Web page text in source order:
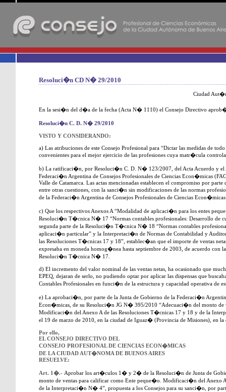
Resoluci�n CD N� 29/2010
Ciudad
En la sesi�n del d�a de la fecha (Acta N� 1110) el Consejo Directivo
Resoluci�n C. D. N� 29/2010
VISTO Y CONSIDERANDO:
a) Las atribuciones de este Consejo Profesional para “Dictar las medidas de
convenientes para el mejor ejercicio de las profesiones cuya matr�cula
b) La ratificaci�n, por Resoluci�n C. D. N� 123/2007, del Acta Acuerdo y el
Federaci�n Argentina de Consejos Profesionales de Ciencias Econ�micas
Valle de Catamarca. Las actas mencionadas establecen el compromiso por
entre otras cuestiones, con la sanci�n sin modificaciones de las normas
de la Federaci�n Argentina de Consejos Profesionales de Ciencias Econ�micas
c) Que los respectivos Anexos A “Modalidad de aplicaci�n para los entes
Resoluci�n T�cnica N� 17 “Normas contables profesionales: Desarrollo de
segunda parte de la Resoluci�n T�cnica N� 18 “Normas contables
aplicaci�n particular” y la Interpretaci�n de Normas de Contabilidad y
las Resoluciones T�cnicas 17 y 18”, establec�an que el importe de ventas
expresaba en moneda homog�nea hasta septiembre de 2003, de acuerdo con
Resoluci�n T�cnica N� 17.
d) El incremento del valor nominal de las ventas netas, ha ocasionado que
EPEQ, dejaran de serlo, no pudiendo optar por aplicar las dispensas que
Contables Profesionales en funci�n de la estructura y capacidad operativa de
e) La aprobaci�n, por parte de la Junta de Gobierno de la Federaci�n
Econ�micas, de su Resoluci�n JG N� 395/2010 “Adecuaci�n del monto de
Modificaci�n del Anexo A de las Resoluciones T�cnicas 17 y 18 y de la
el 19 de marzo de 2010, en la ciudad de Iguaz� (Provincia de Misiones), en
Por ello,
EL CONSEJO DIRECTIVO DEL
CONSEJO PROFESIONAL DE CIENCIAS ECON�MICAS
DE LA CIUDAD AUT�NOMA DE BUENOS AIRES
RESUELVE:
Art. 1�.- Aprobar los art�culos 1� y 2� de la Resoluci�n de Junta de
monto de ventas para calificar como Ente peque�o. Modificaci�n del Anexo
de la Interpretaci�n N� 4”, propuesta a los Consejos para su sanci�n, por